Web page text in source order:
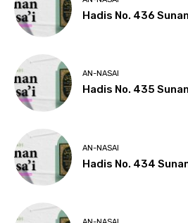
Hadis No. 436
AN-NASAI
Hadis No. 435
AN-NASAI
Hadis No. 434